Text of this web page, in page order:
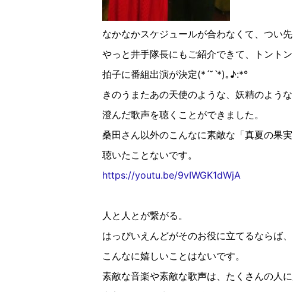
なかなかスケジュールが合わなくて、つい
やっと井手隊長にもご紹介できて、トントン
拍子に番組出演が決定(*ˊ˘ˋ*)｡♪︎:*°
きのうまたあの天使のような、妖精のような
澄んだ歌声を聴くことができました。
桑田さん以外のこんなに素敵な「真夏の果実
聴いたことないです。
https://youtu.be/9vIWGK1dWjA
人と人とが繋がる。
はっぴいえんどがそのお役に立てるならば、
こんなに嬉しいことはないです。
素敵な音楽や素敵な歌声は、たくさんの人に